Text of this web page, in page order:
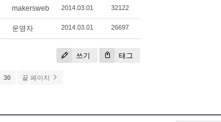
makersweb 2014.03.01 32122
운영자 2014.03.01 26697
쓰기 태그
30 끝 페이지